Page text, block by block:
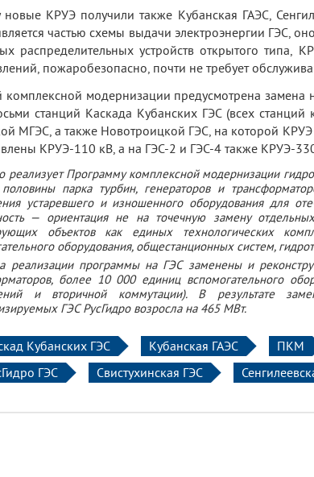
КРУЭ получили также Кубанская ГАЭС,
частью схемы выдачи электроэнергии ГЭС,
распределительных устройств открытого типа,
пожаробезопасно, почти не требует
модернизации предусмотрена
станций Каскада Кубанских ГЭС (всех
МГЭС, а также Новотроицкой ГЭС, на которой
КРУЭ-110 кВ, а на ГЭС-2 и ГЭС-4 также КРУЭ-
реализует Программу комплексной модернизации
парка турбин, генераторов и
устаревшего и изношенного оборудования для
— ориентация не на точечную замену
объектов как единых технологических
оборудования, общестанционных систем,
реализации программы на ГЭС заменены и
более 10 000 единиц вспомогательного
и вторичной коммутации). В результате
ГЭС РусГидро возросла на 465 МВт.
Кубанских ГЭС Кубанская ГАЭС ПКМ
ГЭС
Свистухинская ГЭС